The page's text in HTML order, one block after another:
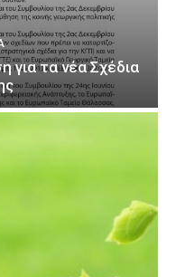
τα νέα Σχέδια